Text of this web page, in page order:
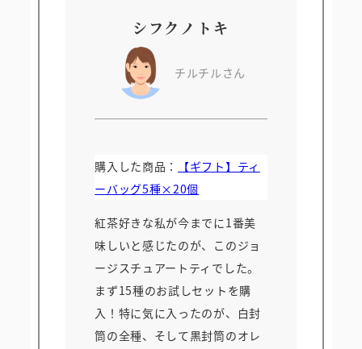
シフクノトキ
チルチルさん
購入した商品：
【ギフト】ティ
ーバッグ5種×20個
紅茶好きな私が今までに1番美
味しいと感じたのが、このジョ
ージスチュアートティでした。
まず15種のお試しセットを購
入！特に気に入ったのが、白封
筒の全種、そして黒封筒のオレ